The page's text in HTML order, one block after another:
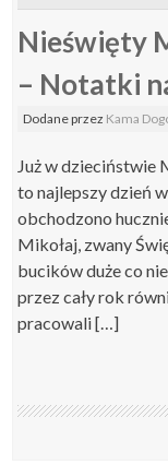
Nieświęty
– Notatki
Dodaneprzez Kama
Już w dzieciństwie
to najlepszy dzień
obchodzono
Mikołaj, zwany
bucików duże co
przez cały rok
pracowali […]